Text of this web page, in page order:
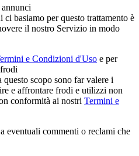
basiamo per questo trattamento è
il nostro Servizio in modo
e Condizioni d'Uso e per
scopo sono far valere i
e affrontare frodi e utilizzi non
conformità ai nostri Termini e
eventuali commenti o reclami che